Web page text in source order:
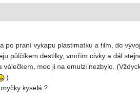
po praní vykapu plastimatku a film, do
půlčíkem destilky, vnořím cívky a dál
moc ji na emulzi nezbylo.
)
kyselá ?